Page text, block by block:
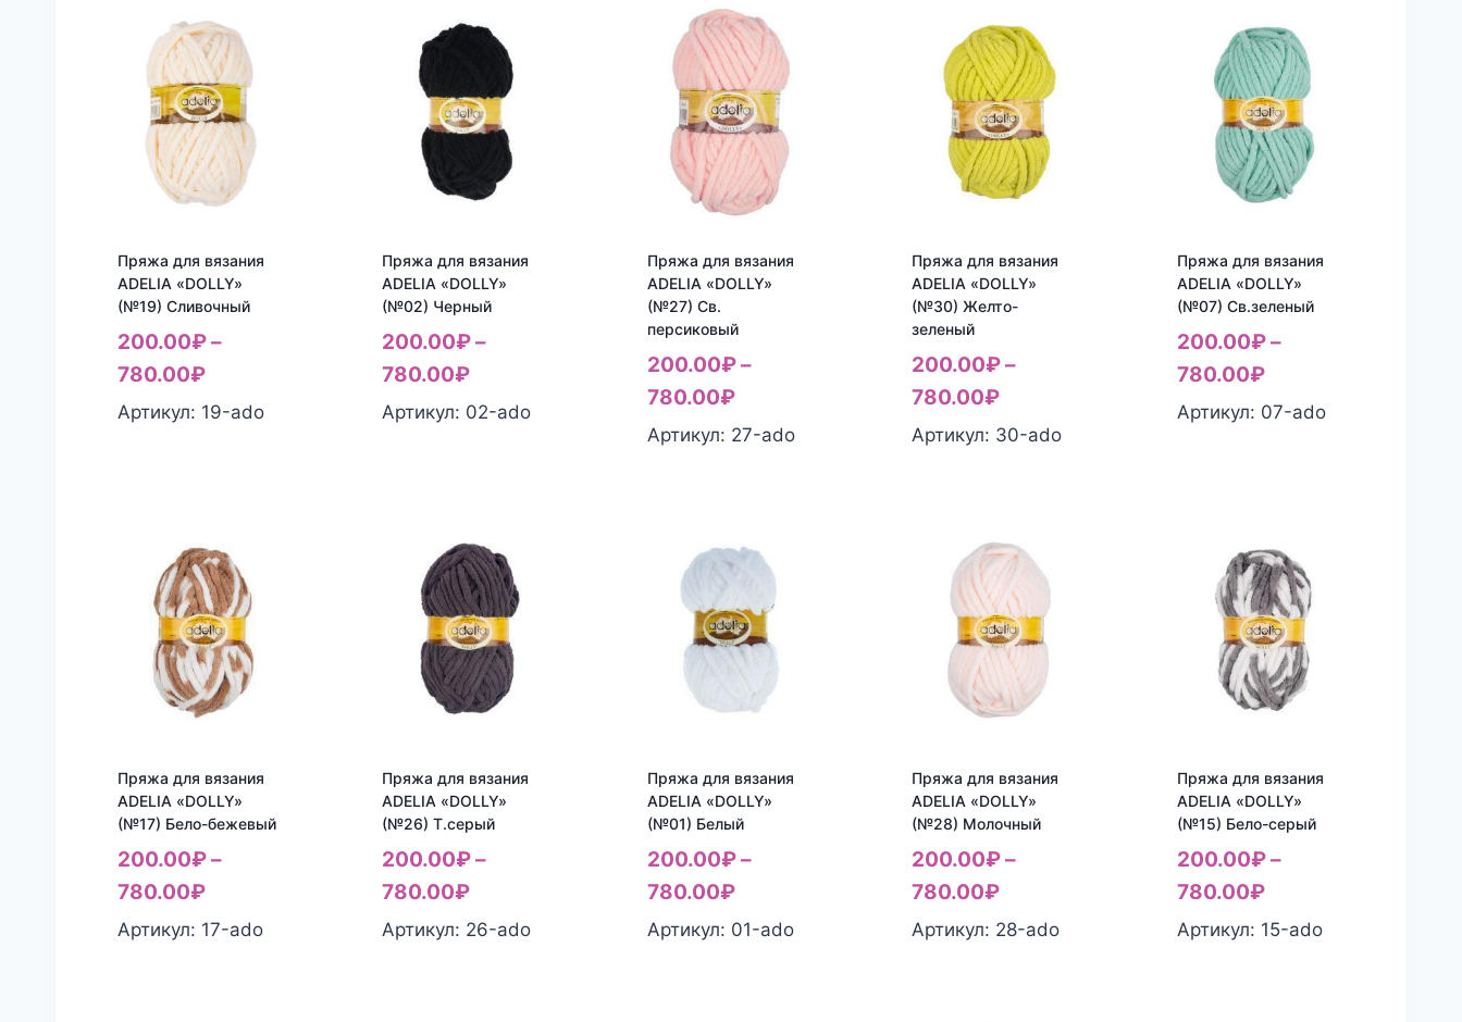
Пряжа для вязания
ADELIA «DOLLY»
(№19) Сливочный
200.00₽–
780.00₽
Артикул: 19-ado
Пряжа для вязания
ADELIA «DOLLY»
(№02) Черный
200.00₽–
780.00₽
Артикул: 02-ado
Пряжа для вязания
ADELIA «DOLLY»
(№27) Св.
персиковый
200.00₽–
780.00₽
Артикул: 27-ado
Пряжа для вязания
ADELIA «DOLLY»
(№30) Желто-
зеленый
200.00₽–
780.00₽
Артикул: 30-ado
Пряжа для вязания
ADELIA «DOLLY»
(№07) Св.зеленый
200.00₽–
780.00₽
Артикул: 07-ado
Пряжа для вязания
ADELIA «DOLLY»
(№17) Бело-бежевый
200.00₽–
780.00₽
Артикул: 17-ado
Пряжа для вязания
ADELIA «DOLLY»
(№26) Т.серый
200.00₽–
780.00₽
Артикул: 26-ado
Пряжа для вязания
ADELIA «DOLLY»
(№01) Белый
200.00₽–
780.00₽
Артикул: 01-ado
Пряжа для вязания
ADELIA «DOLLY»
(№28) Молочный
200.00₽–
780.00₽
Артикул: 28-ado
Пряжа для вязания
ADELIA «DOLLY»
(№15) Бело-серый
200.00₽–
780.00₽
Артикул: 15-ado